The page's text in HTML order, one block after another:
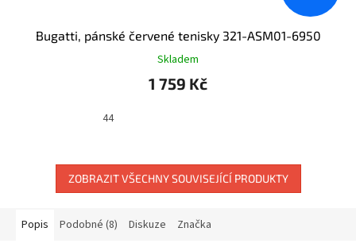
Bugatti, pánské červené tenisky 321-ASM01-6950
Skladem
1 759 Kč
44
ZOBRAZIT VŠECHNY SOUVISEJÍCÍ PRODUKTY
Popis Podobné (8) Diskuze Značka